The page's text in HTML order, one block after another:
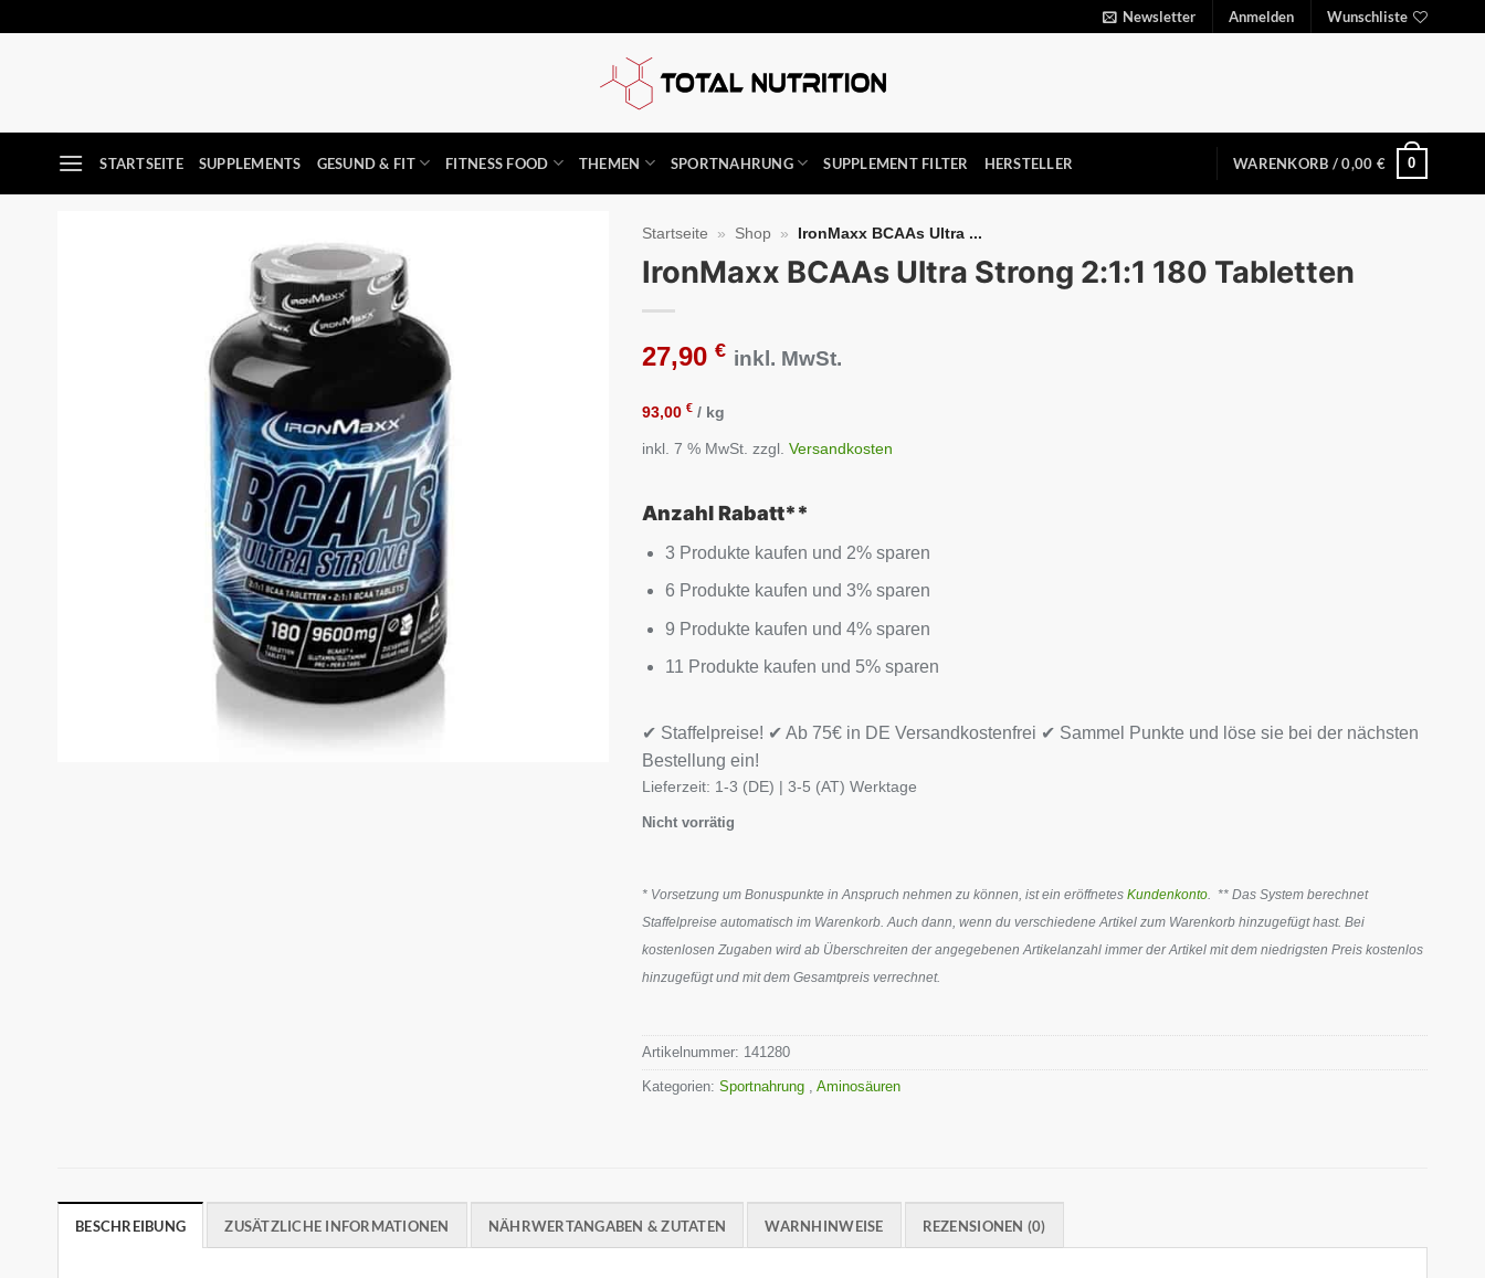
Newsletter Anmelden Wunschliste
STARTSEITE SUPPLEMENTS GESUND & FIT FITNESS FOOD THEMEN SPORTNAHRUNG SUPPLEMENT FILTER HERSTELLER WARENKORB /0,00 € 0
Startseite » Shop » IronMaxx BCAAs Ultra ...
IronMaxx BCAAs Ultra Strong 2:1:1 180 Tabletten
27,90€ inkl. MwSt.
93,00€ / kg
inkl. 7 % MwSt. zzgl.Versandkosten
Anzahl Rabatt**
3 Produkte kaufen und 2% sparen
6 Produkte kaufen und 3% sparen
9 Produkte kaufen und 4% sparen
11 Produkte kaufen und 5% sparen
✔ Staffelpreise! ✔ Ab 75€ in DE Versandkostenfrei ✔ Sammel Punkte und löse sie bei der nächsten
Bestellung ein!
Lieferzeit: 1-3 (DE) | 3-5 (AT) Werktage
Nicht vorrätig
* Vorsetzung um Bonuspunkte in Anspruch nehmen zu können, ist ein eröffnetesKundenkonto . ** Das System berechnet
Staffelpreise automatisch im Warenkorb. Auch dann, wenn du verschiedene Artikel zum Warenkorb hinzugefügt hast. Bei
kostenlosen Zugaben wird ab Überschreiten der angegebenen Artikelanzahl immer der Artikel mit dem niedrigsten Preis kostenlos
hinzugefügt und mit dem Gesamtpreis verrechnet.
Artikelnummer: 141280
Kategorien:Sportnahrung ,Aminosäuren
BESCHREIBUNG ZUSÄTZLICHE INFORMATIONEN NÄHRWERTANGABEN & ZUTATEN WARNHINWEISE REZENSIONEN (0)